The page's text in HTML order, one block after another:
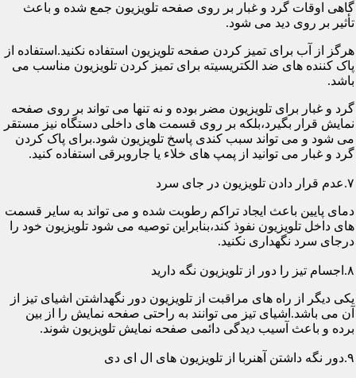
گاهی اوقات گرد و غبار بر روی صفحه تلویزیون جمع شده و باعث
تأثیر بر روی دید می شود.
هرگز از آب برای تمیز کردن صفحه تلویزیون استفاده نکنید.استفاده از
پاک کننده های ضد الکتریسیته برای تمیز کردن تلویزیون مناسب می
باشد.
گرد و غبار برای تلویزیون مضر بوده و نه تنها می تواند بر روی صفحه
نمایش قرار بگیرد،بلکه بر روی قسمت های داخلی دستگاه نیز مستقر
می شود و می تواند سبب کندی پاسخ تلویزیون شود.برای پاک کردن
گرد و غبار می توانید از پمپ های خلاء یا جاروبرقی استفاده کنید.
۷.عدم قرار دادن تلویزیون در جای سرد
دمای پایین باعث ایجاد تراکم رطوبت شده و می تواند به سایر قسمت
های داخل تلویزیون نفوذ کند،بنابراین توصیه می شود تلویزیون خود را
درجای سرد نگهداری نکنید.
۸.اجسام تیز را دور از تلویزیون نگه دارید
یکی دیگر از راه های مراقبت از تلویزیون دور نگهداشتن اشیای تیز از
آن می باشد.اشیای تیز می توانند به راحتی صفحه نمایش را از بین
برده و باعث آسیب دیدگی دائمی صفحه نمایش تلویزیون شوند.
۹.دور نگه داشتن آهنربا از تلویزیون های ال ای دی